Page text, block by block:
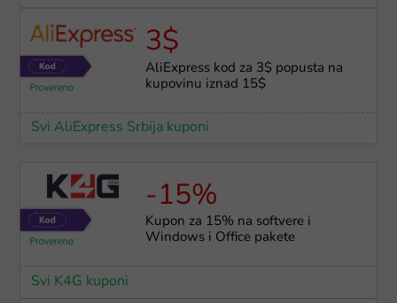
3$
AliExpress kod za 3$ popusta na
kupovinu iznad 15$
Svi AliExpress Srbija kuponi
-15%
Kupon za 15% na softvere i
Windows i Office pakete
Svi K4G kuponi